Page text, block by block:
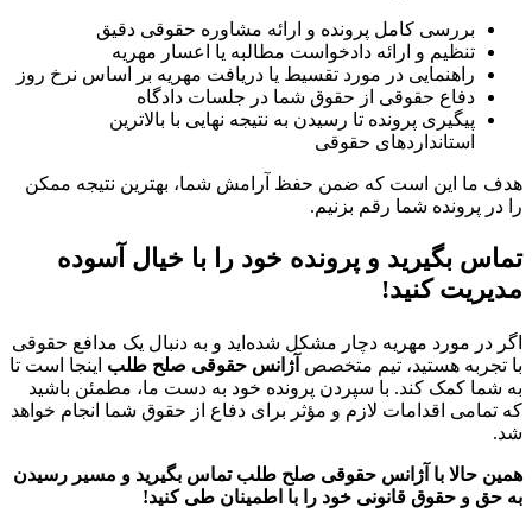
کامل پرونده و ارائه مشاوره حقوقی دقیق
و ارائه دادخواست مطالبه یا اعسار مهریه
در مورد تقسیط یا دریافت مهریه بر اساس نرخ روز
حقوقی از حقوق شما در جلسات دادگاه
پرونده تا رسیدن به نتیجه نهایی با بالاترین
حقوقی
است که ضمن حفظ آرامش شما، بهترین نتیجه ممکن
شما رقم بزنیم.
و پرونده خود را با خیال آسوده
کنید!
مهریه دچار مشکل شده‌اید و به دنبال یک مدافع حقوقی
هستید، تیم متخصصآژانس حقوقی صلح طلباینجا است تا
کند. با سپردن پرونده خود به دست ما، مطمئن باشید
اقدامات لازم و مؤثر برای دفاع از حقوق شما انجام خواهد
با آژانس حقوقی صلح طلب تماس بگیرید و مسیر رسیدن
قانونی خود را با اطمینان طی کنید!